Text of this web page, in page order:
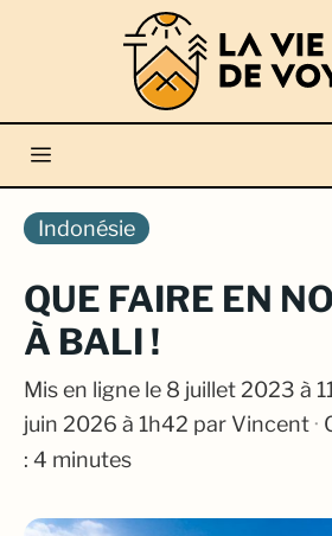
Menu
Indonésie
QUE FAIRE EN
À BALI !
Mis en ligne le 8 juillet 2023 à
juin 2026 à 1h42 par Vincent ·
: 4 minutes